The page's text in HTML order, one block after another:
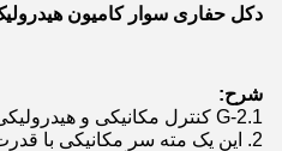
دکل حفاری سوار کامیون
شرح:
1.G-2 کنترل مکانیکی و هیدرولیکی است.
2. این یک مته سر مکانیکی با